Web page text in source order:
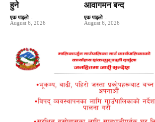
हुने
एक पाइलो -
August 6, 2026
आवागमन बन्द
एक पाइलो -
August 6, 2026